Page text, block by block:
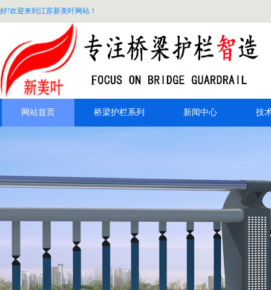
好!欢迎来到江苏新美叶网站！
网站首页 桥梁护栏系列 新闻中心 技